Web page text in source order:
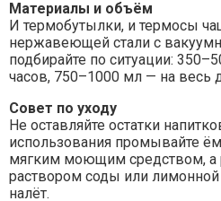
Материалы и объём
И термобутылки, и термосы
нержавеющей стали с
подбирайте по ситуации:
часов, 750–1000 мл — на весь
Совет по уходу
Не оставляйте остатки
использования промывайте
мягким моющим средством, а
раствором соды или
налёт.